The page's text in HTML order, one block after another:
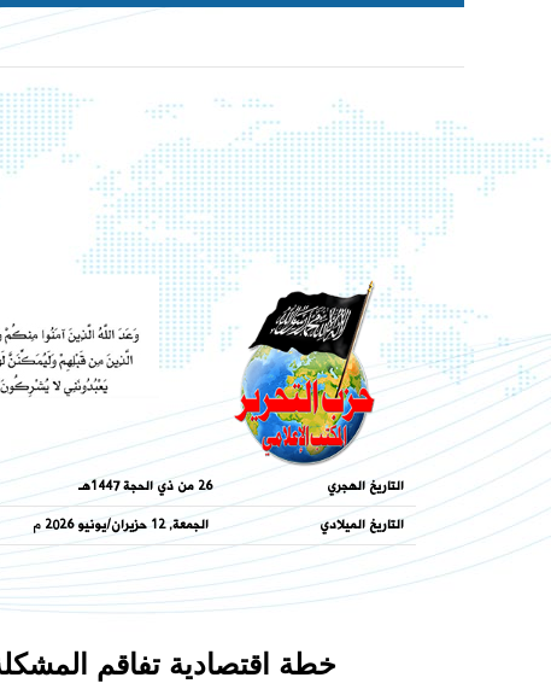
التاريخ الهجري 26 من ذي الحجة 1447هـ
التاريخ الميلادي الجمعة, 12 حزيران/يونيو 2026 م
خطة اقتصادية تفاقم